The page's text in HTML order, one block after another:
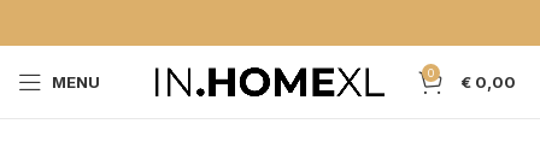
MENU 0 € 0,00